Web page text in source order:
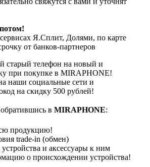
Я.Сплит, Долями, по карте
от банков-партнеров
старый телефон на новый и
при покупке в MIRAPHONE!
наши социальные сети и
на скидку 500 рублей!
в MIRAPHONE:
продукцию!
trade-in (обмен)
и аксессуары к ним
о происхождении устройства!